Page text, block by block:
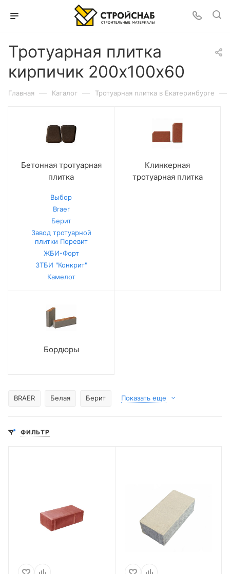
Тротуарная плитка
кирпичик 200х100х60
Главная — Каталог — Тротуарная плитка в Екатеринбурге —
Бетонная тротуарная
плитка
Выбор
Braer
Берит
Завод тротуарной
плитки Поревит
ЖБИ-Форт
ЗТБИ "Конкрит"
Камелот
Клинкерная
тротуарная плитка
Бордюры
BRAER Белая Берит Показать еще
ФИЛЬТР